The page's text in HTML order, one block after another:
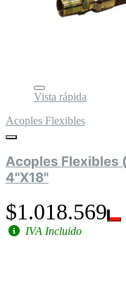
Vista rápida
Acoples Flexibles
Acoples Flexibles
4"X18"
$1.018.569
IVA Incluido